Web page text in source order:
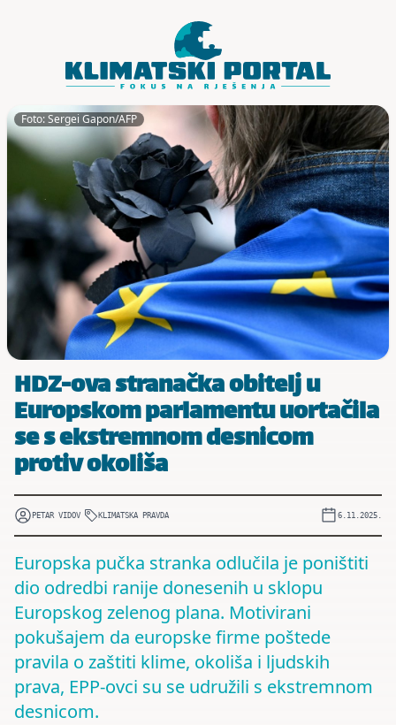
Foto: Sergei Gapon/AFP
HDZ-ova stranačka obitelj u
Europskom parlamentu uortačila
se s ekstremnom desnicom
protiv okoliša
PETAR VIDOV KLIMATSKA PRAVDA 6.11.2025.
Europska pučka stranka odlučila je poništiti
dio odredbi ranije donesenih u sklopu
Europskog zelenog plana. Motivirani
pokušajem da europske firme poštede
pravila o zaštiti klime, okoliša i ljudskih
prava, EPP-ovci su se udružili s ekstremnom
desnicom.